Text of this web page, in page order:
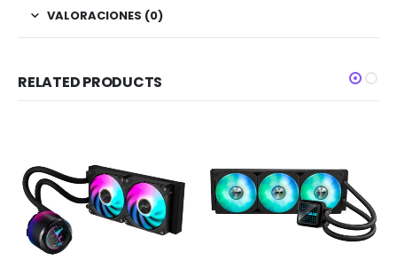
VALORACIONES (0)
RELATED PRODUCTS